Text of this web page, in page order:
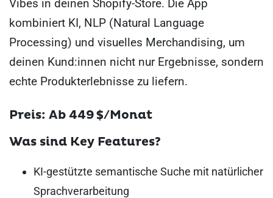
Vibes in deinen Shopify-Store. Die App
kombiniert KI, NLP (Natural Language
Processing) und visuelles Merchandising, um
deinen Kund:innen nicht nur Ergebnisse, sondern
echte Produkterlebnisse zu liefern.
Preis: Ab 449 $/Monat
Was sind Key Features?
KI-gestützte semantische Suche mit natürlicher
Sprachverarbeitung